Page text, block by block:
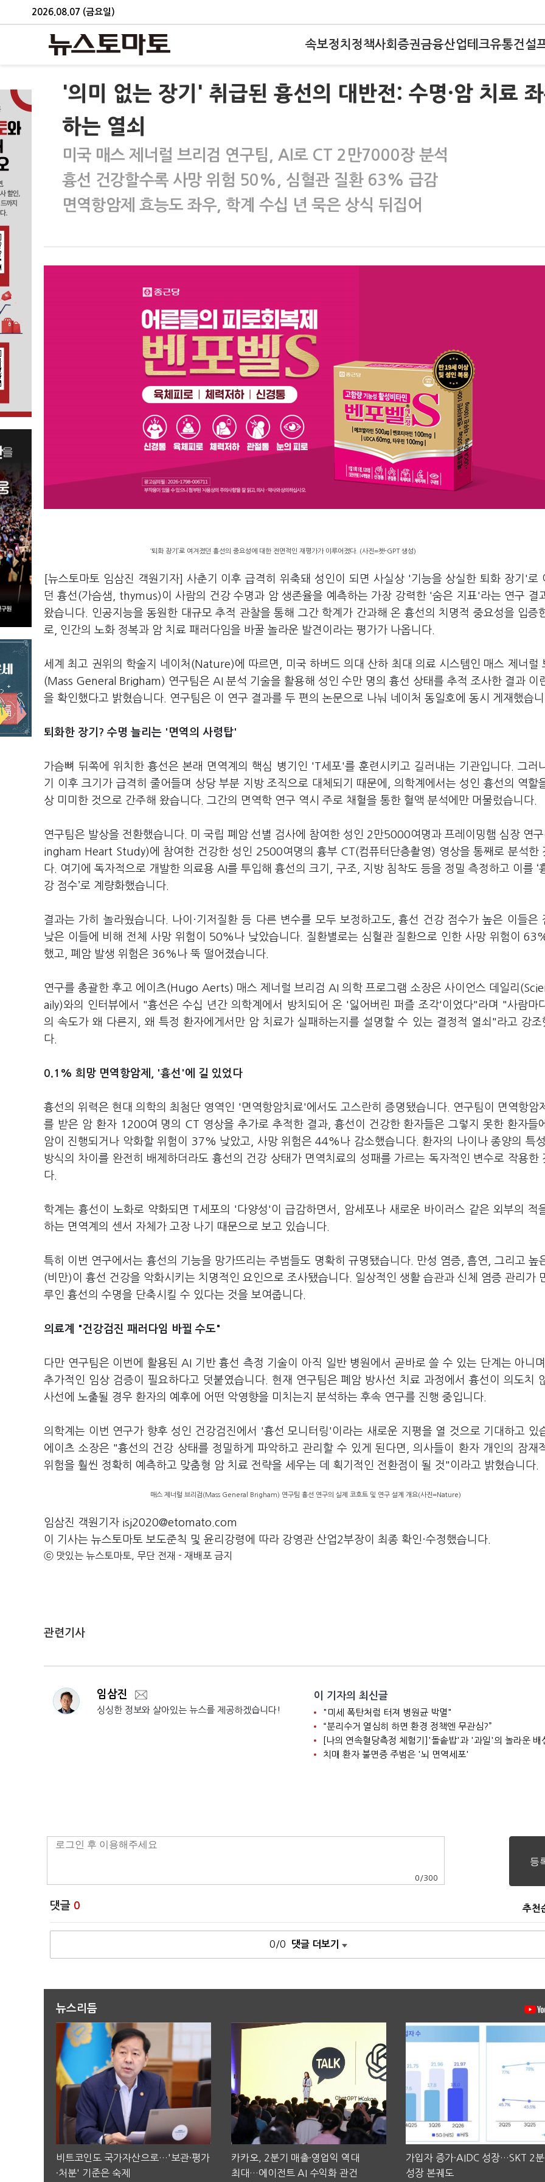
2026.08.07 (금요일)
속보정치 정책사회 증권금융산업테크유통건설
'의미 없는 장기' 취급된 흉선의 대반전: 수명·암 치료
하는 열쇠
미국 매스 제너럴 브리검 연구팀, AI로 CT 2만7000장 분석
흉선 건강할수록 사망 위험 50%, 심혈관 질환 63% 급감
면역항암제 효능도 좌우, 학계 수십 년 묵은 상식 뒤집어
‘퇴화 장기’로 여겨졌던 흉선의 중요성에 대한 전면적인 재평가가 이루어졌다. (사진=챗-GPT 생성)
[뉴스토마토 임삼진 객원기자] 사춘기 이후 급격히 위축돼 성인이 되면 사실상 '기능을 상실한 퇴화 장기'로
던 흉선(가슴샘, thymus)이 사람의 건강 수명과 암 생존율을 예측하는 가장 강력한 '숨은 지표'라는 연구 결
왔습니다. 인공지능을 동원한 대규모 추적 관찰을 통해 그간 학계가 간과해 온 흉선의 치명적 중요성을 입증
로, 인간의 노화 정복과 암 치료 패러다임을 바꿀 놀라운 발견이라는 평가가 나옵니다.
세계 최고 권위의 학술지 네이처(Nature)에 따르면, 미국 하버드 의대 산하 최대 의료 시스템인 매스 제너럴
(Mass General Brigham) 연구팀은 AI 분석 기술을 활용해 성인 수만 명의 흉선 상태를 추적 조사한 결과 이
을 확인했다고 밝혔습니다. 연구팀은 이 연구 결과를 두 편의 논문으로 나눠 네이처 동일호에 동시 게재했습
퇴화한 장기? 수명 늘리는 '면역의 사령탑'
가슴뼈 뒤쪽에 위치한 흉선은 본래 면역계의 핵심 병기인 'T세포'를 훈련시키고 길러내는 기관입니다. 그러
기 이후 크기가 급격히 줄어들며 상당 부분 지방 조직으로 대체되기 때문에, 의학계에서는 성인 흉선의 역할
상 미미한 것으로 간주해 왔습니다. 그간의 면역학 연구 역시 주로 채혈을 통한 혈액 분석에만 머물렀습니다.
연구팀은 발상을 전환했습니다. 미 국립 폐암 선별 검사에 참여한 성인 2만5000여명과 프레이밍햄 심장 연
ingham Heart Study)에 참여한 건강한 성인 2500여명의 흉부 CT(컴퓨터단층촬영) 영상을 통째로 분석한
다. 여기에 독자적으로 개발한 의료용 AI를 투입해 흉선의 크기, 구조, 지방 침착도 등을 정밀 측정하고 이를 ‘
강 점수’로 계량화했습니다.
결과는 가히 놀라웠습니다. 나이·기저질환 등 다른 변수를 모두 보정하고도, 흉선 건강 점수가 높은 이들은
낮은 이들에 비해 전체 사망 위험이 50%나 낮았습니다. 질환별로는 심혈관 질환으로 인한 사망 위험이
했고, 폐암 발생 위험은 36%나 뚝 떨어졌습니다.
연구를 총괄한 후고 에이츠(Hugo Aerts) 매스 제너럴 브리검 AI 의학 프로그램 소장은 사이언스 데일리
aily)와의 인터뷰에서 "흉선은 수십 년간 의학계에서 방치되어 온 '잃어버린 퍼즐 조각'이었다"라며 "사람마
의 속도가 왜 다른지, 왜 특정 환자에게서만 암 치료가 실패하는지를 설명할 수 있는 결정적 열쇠"라고 강조
다.
0.1% 희망 면역항암제, '흉선'에 길 있었다
흉선의 위력은 현대 의학의 최첨단 영역인 '면역항암치료'에서도 고스란히 증명됐습니다. 연구팀이 면역항암
를 받은 암 환자 1200여 명의 CT 영상을 추가로 추적한 결과, 흉선이 건강한 환자들은 그렇지 못한 환자들
암이 진행되거나 악화할 위험이 37% 낮았고, 사망 위험은 44%나 감소했습니다. 환자의 나이나 종양의 특
방식의 차이를 완전히 배제하더라도 흉선의 건강 상태가 면역치료의 성패를 가르는 독자적인 변수로 작용한
다.
학계는 흉선이 노화로 약화되면 T세포의 '다양성'이 급감하면서, 암세포나 새로운 바이러스 같은 외부의 적
하는 면역계의 센서 자체가 고장 나기 때문으로 보고 있습니다.
특히 이번 연구에서는 흉선의 기능을 망가뜨리는 주범들도 명확히 규명됐습니다. 만성 염증, 흡연, 그리고 높
(비만)이 흉선 건강을 악화시키는 치명적인 요인으로 조사됐습니다. 일상적인 생활 습관과 신체 염증 관리가
루인 흉선의 수명을 단축시킬 수 있다는 것을 보여줍니다.
의료계 "건강검진 패러다임 바뀔 수도"
다만 연구팀은 이번에 활용된 AI 기반 흉선 측정 기술이 아직 일반 병원에서 곧바로 쓸 수 있는 단계는 아니
추가적인 임상 검증이 필요하다고 덧붙였습니다. 현재 연구팀은 폐암 방사선 치료 과정에서 흉선이 의도치
사선에 노출될 경우 환자의 예후에 어떤 악영향을 미치는지 분석하는 후속 연구를 진행 중입니다.
의학계는 이번 연구가 향후 성인 건강검진에서 '흉선 모니터링'이라는 새로운 지평을 열 것으로 기대하고 있
에이츠 소장은 "흉선의 건강 상태를 정밀하게 파악하고 관리할 수 있게 된다면, 의사들이 환자 개인의 잠재
위험을 훨씬 정확히 예측하고 맞춤형 암 치료 전략을 세우는 데 획기적인 전환점이 될 것"이라고 밝혔습니다.
매스 제너럴 브리검(Mass General Brigham) 연구팀 흉선 연구의 실제 코호트 및 연구 설계 개요(사진=Nature)
임삼진 객원기자 isj2020@etomato.com
이 기사는 뉴스토마토 보도준칙 및 윤리강령에 따라 강영관 산업2부장이 최종 확인·수정했습니다.
ⓒ 맛있는 뉴스토마토, 무단 전재 - 재배포 금지
관련기사
임삼진
싱싱한 정보와 살아있는 뉴스를 제공하겠습니다!
이 기자의 최신글
"미세 폭탄처럼 터져 병원균 박멸"
“분리수거 열심히 하면 환경 정책엔 무관심?”
[나의 연속혈당측정 체험기]'돌솥밥'과 '과일'의 놀라운 배
치매 환자 불면증 주범은 '뇌 면역세포'
0 /300
댓글 0 추천
0/0 댓글 더보기
뉴스리듬
비트코인도 국가자산으로…'보관·평가
·처분' 기준은 숙제
카카오, 2분기 매출·영업익 역대
최대…에이전트 AI 수익화 관건
가입자 증가·AIDC 성장…SKT 2
성장 본궤도